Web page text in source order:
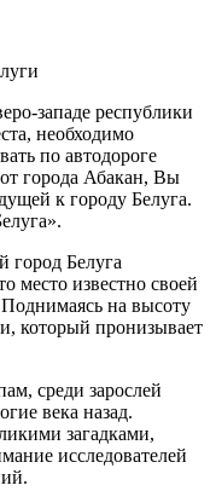
западе республики
необходимо
по автодороге
города Абакан, Вы
к городу Белуга.
город Белуга
место известно своей
на высоту
который пронизывает
среди зарослей
века назад.
загадками,
исследователей